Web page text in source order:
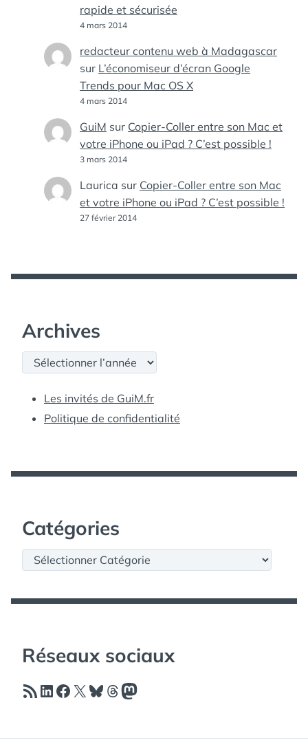
rapide et sécurisée
4 mars 2014
redacteur contenu web à Madagascar
sur L’économiseur d’écran Google
Trends pour Mac OS X
4 mars 2014
GuiM sur Copier-Coller entre son Mac et
votre iPhone ou iPad ? C’est possible !
3 mars 2014
Laurica sur Copier-Coller entre son Mac
et votre iPhone ou iPad ? C’est possible !
27 février 2014
Archives
Archives
Les invités de GuiM.fr
Politique de confidentialité
Catégories
Catégories
Réseaux sociaux
Flux RSSLinkedIn
Facebook
X Bluesky
Threads
Mastodon